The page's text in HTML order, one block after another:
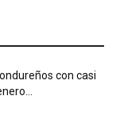
con casi